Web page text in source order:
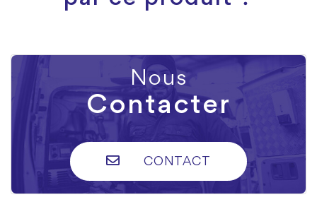
Nous
Contacter
CONTACT